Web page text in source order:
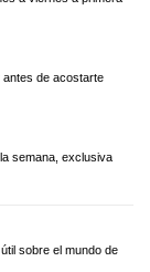
de acostarte
semana, exclusiva
sobre el mundo de